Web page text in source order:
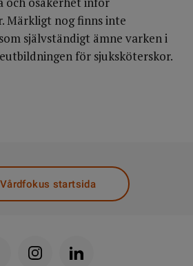
Märkligt nog finns inte
självständigt ämne varken i
för sjuksköterskor.
startsida